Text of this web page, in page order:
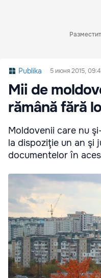
Publika 5 июня 2015,
Mii de
rămână fără
Moldovenii care nu
la dispoziţie un an şi
documentelor în